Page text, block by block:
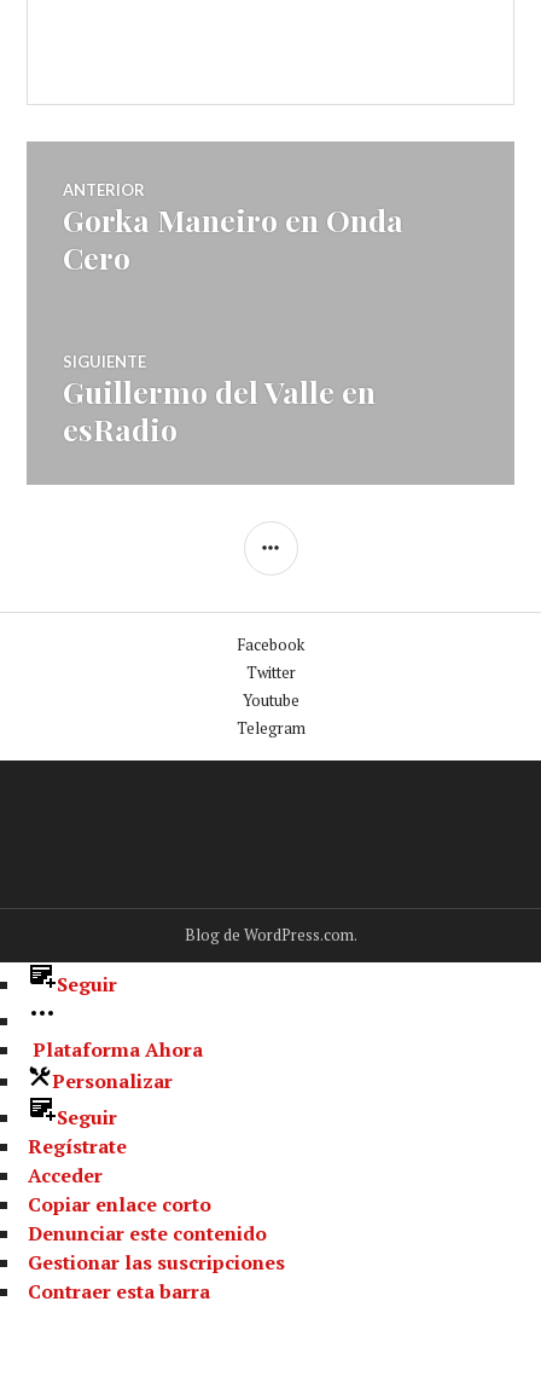
Navegador
de
ANTERIOR
Entrada
anterior:
Gorka Maneiro en Onda
Cero
SIGUIENTE
Entrada
siguiente:
Guillermo del Valle en
esRadio
BARRA
Facebook
Twitter
Youtube
Telegram
Blog de WordPress.com.
Seguir
Plataforma Ahora
Personalizar
Seguir
Regístrate
Acceder
Copiar enlace corto
Denunciar este contenido
Gestionar las suscripciones
Contraer esta barra